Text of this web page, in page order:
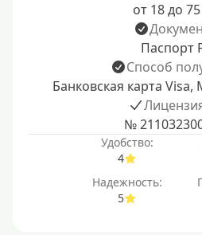
от 18 до
Паспорт
Способ
Банковская карта
№
Удобство:
4
Надежность:
5